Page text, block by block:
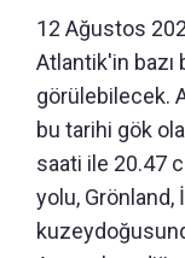
12 Ağustos
Atlantik'in bazı
görülebilecek.
bu tarihi gök
saati ile 20.47
yolu,